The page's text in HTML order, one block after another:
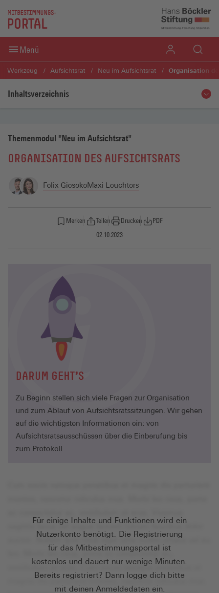
Direkt zum Inhaltsbereich
Direkt zum Fußbereich
Menü
Werkzeug Aufsichtsrat Neu im Aufsichtsrat Organisation
Inhaltsverzeichnis
Themenmodul "Neu im Aufsichtsrat"
ORGANISATION DES AUFSICHTSRATS
Felix GiesekeMaxi Leuchters
Merken Teilen Drucken
PDF
02.10.2023
DARUM GEHT'S
Zu Beginn stellen sich viele Fragen zur Organisation
und zum Ablauf von Aufsichtsratssitzungen. Wir gehen
auf die wichtigsten Informationen ein: von
Aufsichtsratsausschüssen über die Einberufung bis
zum Protokoll.
Für einige Inhalte und Funktionen wird ein
Nutzerkonto benötigt. Die Registrierung
für das Mitbestimmungsportal ist
kostenlos und dauert nur wenige Minuten.
Bereits registriert? Dann logge dich bitte
mit deinen Anmeldedaten ein.